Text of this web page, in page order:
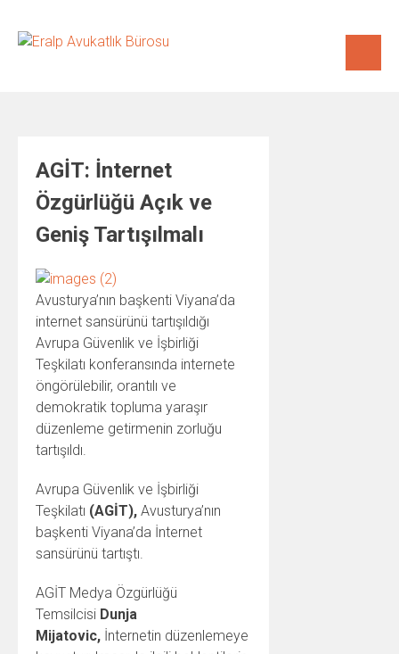
content
AGİT: İnternet
Özgürlüğü Açık ve
Geniş Tartışılmalı
Avusturya’nın başkenti Viyana’da
internet sansürünü tartışıldığı
Avrupa Güvenlik ve İşbirliği
Teşkilatı konferansında internete
öngörülebilir, orantılı ve
demokratik topluma yaraşır
düzenleme getirmenin zorluğu
tartışıldı.
Avrupa Güvenlik ve İşbirliği
Teşkilatı (AGİT), Avusturya’nın
başkenti Viyana’da İnternet
sansürünü tartıştı.
AGİT Medya Özgürlüğü
Temsilcisi Dunja
Mijatovic, İnternetin düzenlemeye